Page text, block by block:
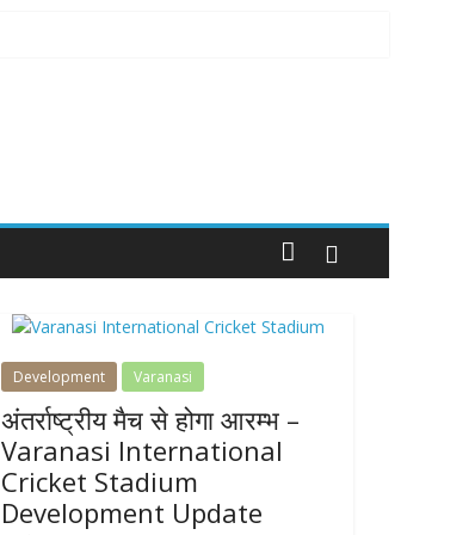
Development Varanasi
अंतर्राष्ट्रीय मैच से होगा आरम्भ –
Varanasi International
Cricket Stadium
Development Update